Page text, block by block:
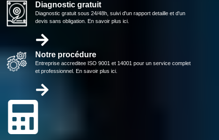
Diagnostic gratuit
Diagnostic gratuit sous 24/48h, suivi d'un rapport detaille et d'un
devis sans obligation. En savoir plus ici.
Notre procédure
Entreprise accreditee ISO 9001 et 14001 pour un service complet
et professionnel. En savoir plus ici.